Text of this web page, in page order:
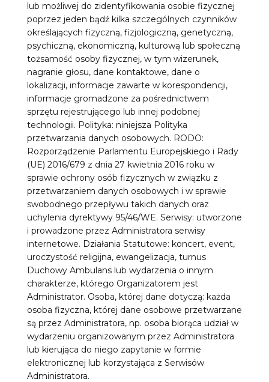
lub możliwej do zidentyfikowania osobie fizycznej
poprzez jeden bądź kilka szczególnych czynników
określających fizyczną, fizjologiczną, genetyczną,
psychiczną, ekonomiczną, kulturową lub społeczną
tożsamość osoby fizycznej, w tym wizerunek,
nagranie głosu, dane kontaktowe, dane o
lokalizacji, informacje zawarte w korespondencji,
informacje gromadzone za pośrednictwem
sprzętu rejestrującego lub innej podobnej
technologii. Polityka: niniejsza Polityka
przetwarzania danych osobowych. RODO:
Rozporządzenie Parlamentu Europejskiego i Rady
(UE) 2016/679 z dnia 27 kwietnia 2016 roku w
sprawie ochrony osób fizycznych w związku z
przetwarzaniem danych osobowych i w sprawie
swobodnego przepływu takich danych oraz
uchylenia dyrektywy 95/46/WE. Serwisy: utworzone
i prowadzone przez Administratora serwisy
internetowe. Działania Statutowe: koncert, event,
uroczystość religijna, ewangelizacja, turnus
Duchowy Ambulans lub wydarzenia o innym
charakterze, którego Organizatorem jest
Administrator. Osoba, której dane dotyczą: każda
osoba fizyczna, której dane osobowe przetwarzane
są przez Administratora, np. osoba biorąca udział w
wydarzeniu organizowanym przez Administratora
lub kierująca do niego zapytanie w formie
elektronicznej lub korzystająca z Serwisów
Administratora.